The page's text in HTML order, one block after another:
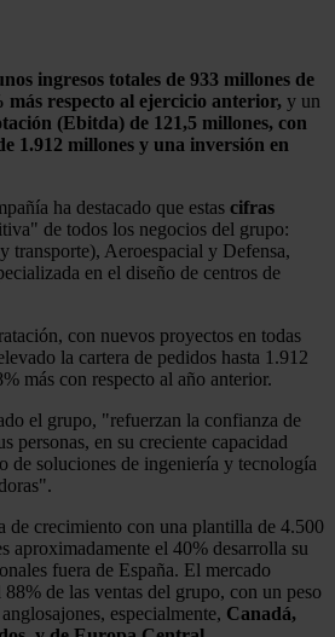
ingresos totales de 933 millones de
más respecto al ejercicio anterior, y un
(Ebitda) de 121,5 millones, con
1.912 millones y una inversión en
ha destacado que estas cifras
de todos los negocios del grupo:
transporte), Aeroespacial y Defensa,
en el diseño de centros de
con nuevos proyectos en todas
la cartera de pedidos hasta 1.912
más con respecto al año anterior.
el grupo, "refuerzan la confianza de
personas, en su creciente capacidad
de soluciones de ingeniería y tecnología
de crecimiento con una plantilla de 4.500
aproximadamente el 40% desarrolla su
fuera de España. El mercado
de las ventas del grupo, con un peso
especialmente, Canadá,